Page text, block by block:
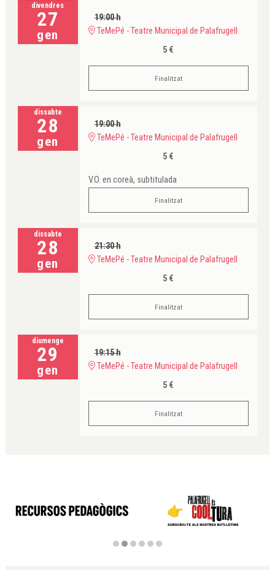
divendres
27
gen
19:00 h
TeMePé - Teatre Municipal de Palafrugell
5 €
Finalitzat
dissabte
28
gen
19:00 h
TeMePé - Teatre Municipal de Palafrugell
5 €
V.O. en coreà, subtitulada
Finalitzat
dissabte
28
gen
21:30 h
TeMePé - Teatre Municipal de Palafrugell
5 €
Finalitzat
diumenge
29
gen
19:15 h
TeMePé - Teatre Municipal de Palafrugell
5 €
Finalitzat